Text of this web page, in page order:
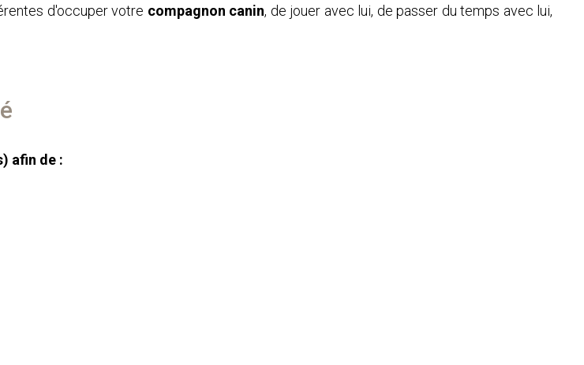
d'occuper votre compagnon canin, de jouer avec lui, de passer du temps avec lui,
afin de :